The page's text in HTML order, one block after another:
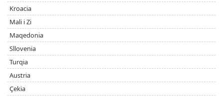
Kroacia
Mali i Zi
Maqedonia
Sllovenia
Turqia
Austria
Çekia